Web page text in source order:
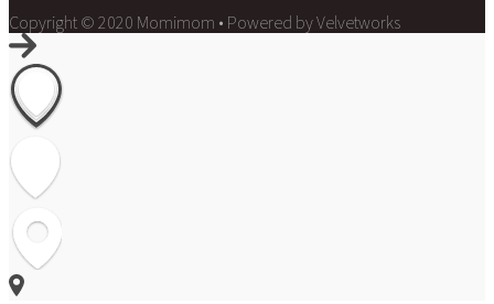
Copyright © 2020 Momimom • Powered by Velvetworks